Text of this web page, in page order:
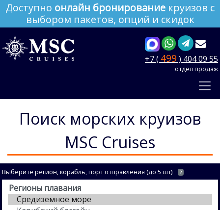
Доступно онлайн бронирование круизов с
выбором пакетов, опций и скидок
+7 ( 499 ) 404 09 55
отдел продаж
Поиск морских круизов
MSC Cruises
Выберите регион, корабль, порт отправления (до 5 шт) ?